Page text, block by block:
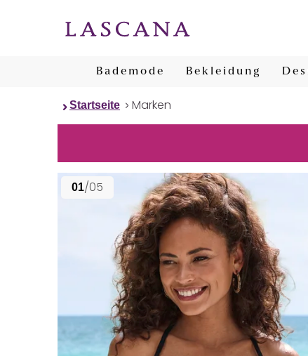
Bademode Bekleidung
Startseite Marken
01/05